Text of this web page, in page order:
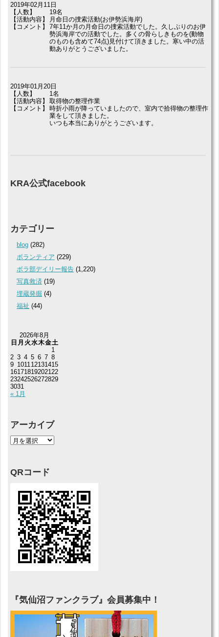
2019年02月11日
【人数】
19名
【活動内容】
月命日の捜索活動(お伊勢浜海岸)
【コメント】
7年11か月の月命日の捜索活動でした。久しぶりのお伊
勢浜海岸での活動でした。多くの骨らしきものを(動物
のものも含めて74点)見付けて頂きました。寒い中の活
動ありがとうございました。
2019年01月20日
【人数】
1名
【活動内容】
取得物の整理作業
【コメント】
時折小雨が降っていましたので、室内で拾得物の整理作
業をして頂きました。
いつも本当にありがとうございます。
KRA公式facebook
カテゴリー
blog (282)
ボランティア (229)
ボラ部デイリー報告 (1,220)
写真救済 (19)
埋蔵発掘 (4)
福祉 (44)
2026年8月
日 月 火水木金土
« 1月
1
2 3 4 5 6 7 8
9 1011 12131415
161718192021 22
23242526272829
3031
アーカイブ
QRコード
『気仙沼ファンクラブ』会員募集中！